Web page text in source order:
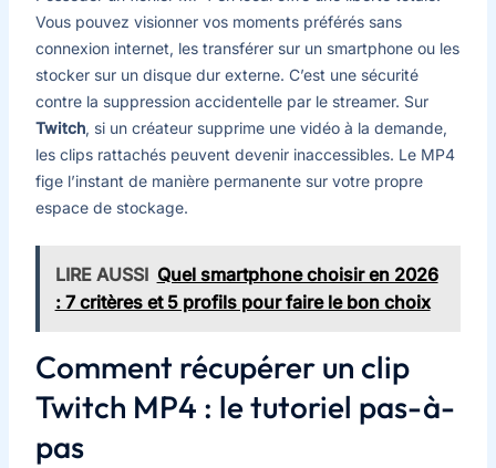
Vous pouvez visionner vos moments préférés sans
connexion internet, les transférer sur un smartphone ou les
stocker sur un disque dur externe. C’est une sécurité
contre la suppression accidentelle par le streamer. Sur
Twitch, si un créateur supprime une vidéo à la demande,
les clips rattachés peuvent devenir inaccessibles. Le MP4
fige l’instant de manière permanente sur votre propre
espace de stockage.
LIRE AUSSI Quel smartphone choisir en 2026
: 7 critères et 5 profils pour faire le bon choix
Comment récupérer un clip
Twitch MP4 : le tutoriel pas-à-
pas